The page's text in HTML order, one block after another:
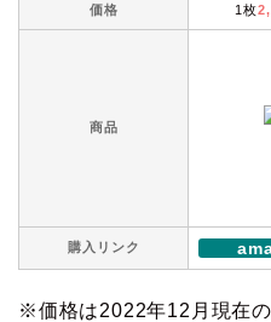
価格 1枚
商品
購入リンク
※価格は2022年12月現在